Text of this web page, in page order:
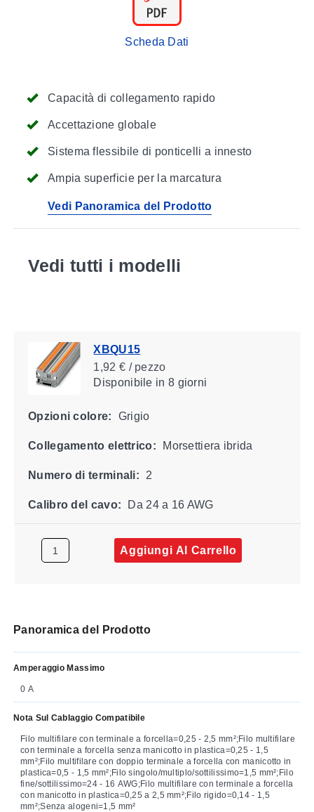
Capacità di collegamento rapido
Accettazione globale
Sistema flessibile di ponticelli a innesto
Ampia superficie per la marcatura
Vedi Panoramica del Prodotto
Scheda Dati
Vedi tutti i modelli
XBQU15
1,92 € / pezzo
Disponibile in 8 giorni
Opzioni colore: Grigio
Collegamento elettrico: Morsettiera ibrida
Numero di terminali: 2
Calibro del cavo: Da 24 a 16 AWG
Aggiungi Al Carrello
Panoramica del Prodotto
Amperaggio Massimo
0 A
Nota Sul Cablaggio Compatibile
Filo multifilare con terminale a forcella=0,25 - 2,5 mm²;Filo multifilare
con terminale a forcella senza manicotto in plastica=0,25 - 1,5
mm²;Filo multifilare con doppio terminale a forcella con manicotto in
plastica=0,5 - 1,5 mm²;Filo singolo/multiplo/sottilissimo=1,5 mm²;Filo
fine/sottilissimo=24 - 16 AWG;Filo multifilare con terminale a forcella
con manicotto in plastica=0,25 a 2,5 mm²;Filo rigido=0,14 - 1,5
mm²;Senza alogeni=1,5 mm²